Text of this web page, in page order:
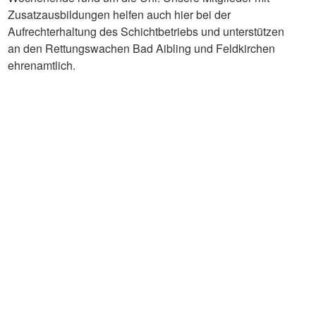
Zusatzausbildungen helfen auch hier bei der
Aufrechterhaltung des Schichtbetriebs und unterstützen
an den Rettungswachen Bad Aibling und Feldkirchen
ehrenamtlich.